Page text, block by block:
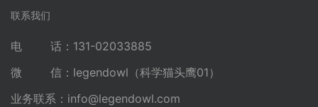
联系我们
电 话：131-02033885
微 信：legendowl（科学猫头鹰01）
业务联系： info@legendowl.com